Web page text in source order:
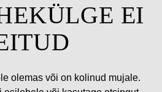
EI
olemas või on kolinud mujale.